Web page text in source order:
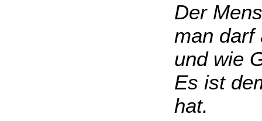
Der
man darf
und wie
Es ist
hat.